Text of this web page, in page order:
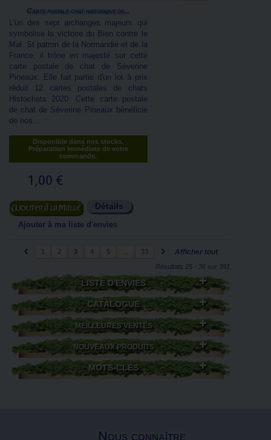
Carte postale chat historique de...
L'un des sept archanges majeurs qui
symbolise la victoire du Bien contre le
Mal. St patron de la Normandie et de la
France, il trône en majesté sur cette
carte postale de chat de Séverine
Pineaux. Elle fait partie d'un lot à prix
réduit 12 cartes postales de chats
Histochats 2020. Cette carte postale
de chat de Séverine Pineaux bénéficie
de nos...
Disponible dans nos stocks.
Préparation immédiate de votre
commande.
1,00 €
Ajouter au panier Détails
Ajouter à ma liste d'envies
Afficher tout
1 2 3 4 5 33
Résultats 25 - 36 sur 391.
LISTE D'ENVIES
CATALOGUE
MEILLEURES VENTES
NOUVEAUX PRODUITS
MOTS-CLÉS
Nous connaître